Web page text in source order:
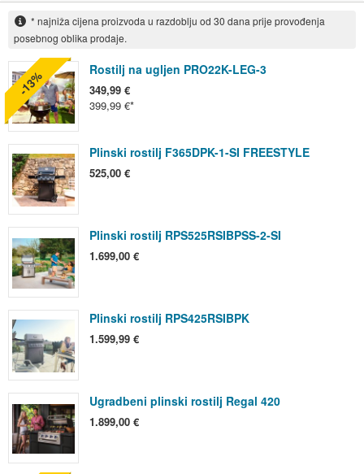
* najniža cijena proizvoda u razdoblju od 30 dana prije provođenja
posebnog oblika prodaje.
Rostilj na ugljen PRO22K-LEG-3
349,99 €
399,99 €
-13%
Plinski rostilj F365DPK-1-SI FREESTYLE
525,00 €
Plinski rostilj RPS525RSIBPSS-2-SI
1.699,00 €
Plinski rostilj RPS425RSIBPK
1.599,99 €
Ugradbeni plinski rostilj Regal 420
1.899,00 €